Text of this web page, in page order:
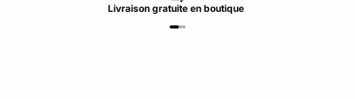
Livraisongratuiteen boutique